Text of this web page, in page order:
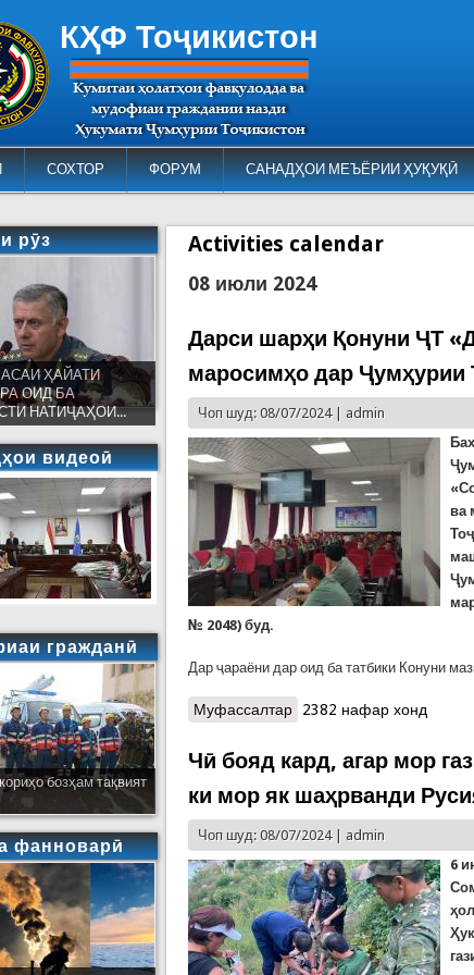
КҲФ Тоҷикистон
СОХТОР ФОРУМ САНАДҲОИ МЕЪЁРИИ ҲУҚУҚӢ
Activities calendar
08 июли 2024
Дарси шарҳи Қонуни ҶТ
маросимҳо дар Ҷумҳурии
Чоп шуд: 08/07/2024 | admin
ва
№ 2048) буд.
Дар ҷараёни дар оид ба татбики Конуни
Муфассалтар о Дарси шарҳи Қонуни
2382 нафар хонд
Чӣ бояд кард, агар мор
ки мор як шаҳрванди
Чоп шуд: 08/07/2024 | admin
6
рӯз
ҲАЙАТИ
ОИД БА
НАТИҶАҲОИ...
видеоӣ
гражданӣ
бозҳам тақвият
фанноварӣ